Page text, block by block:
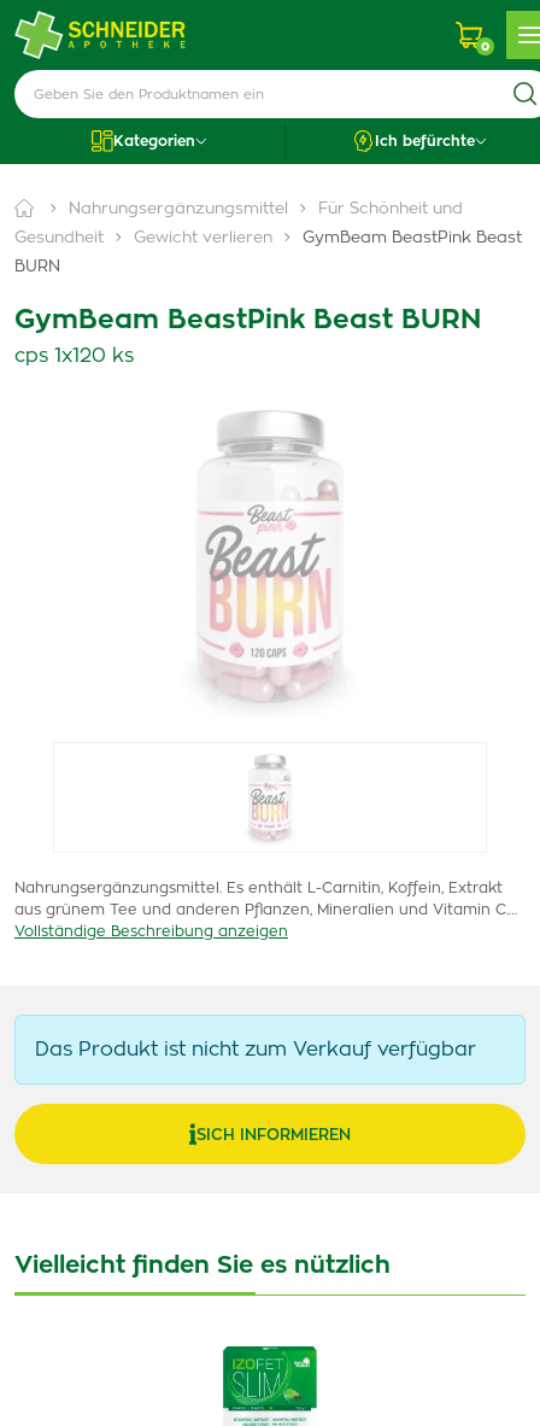
0
Kategorien Ich befürchte
Nahrungsergänzungsmittel
Für Schönheit und
Gesundheit
Gewicht verlieren
GymBeam BeastPink Beast
BURN
GymBeam BeastPink Beast BURN
cps 1x120 ks
Nahrungsergänzungsmittel. Es enthält L-Carnitin, Koffein, Extrakt
aus grünem Tee und anderen Pflanzen, Mineralien und Vitamin C.…
Vollständige Beschreibung anzeigen
Das Produkt ist nicht zum Verkauf verfügbar
SICH INFORMIEREN
Vielleicht finden Sie es nützlich